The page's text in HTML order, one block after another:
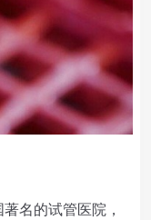
名的试管医院，